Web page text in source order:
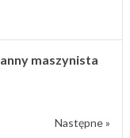
maszynista
Następne »